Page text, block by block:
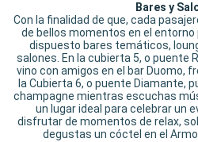
Bares y
Con la finalidad de que, cada
de bellos momentos en el entorno
dispuesto bares temáticos,
salones. En la cubierta 5, o puente
vino con amigos en el bar Duomo,
la Cubierta 6, o puente Diamante,
champagne mientras escuchas
un lugar ideal para celebrar un
disfrutar de momentos de relax,
degustas un cóctel en el